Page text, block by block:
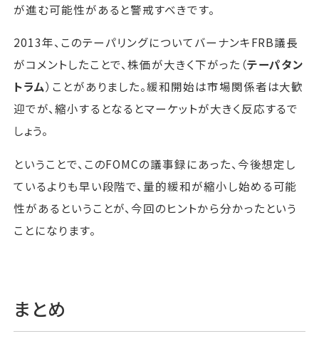
が進む可能性があると警戒すべきです。
2013年、このテーパリングについてバーナンキFRB議長
がコメントしたことで、株価が大きく下がった（テーパタン
トラム）ことがありました。緩和開始は市場関係者は大歓
迎でが、縮小するとなるとマーケットが大きく反応するで
しょう。
ということで、このFOMCの議事録にあった、今後想定し
ているよりも早い段階で、量的緩和が縮小し始める可能
性があるということが、今回のヒントから分かったという
ことになります。
まとめ